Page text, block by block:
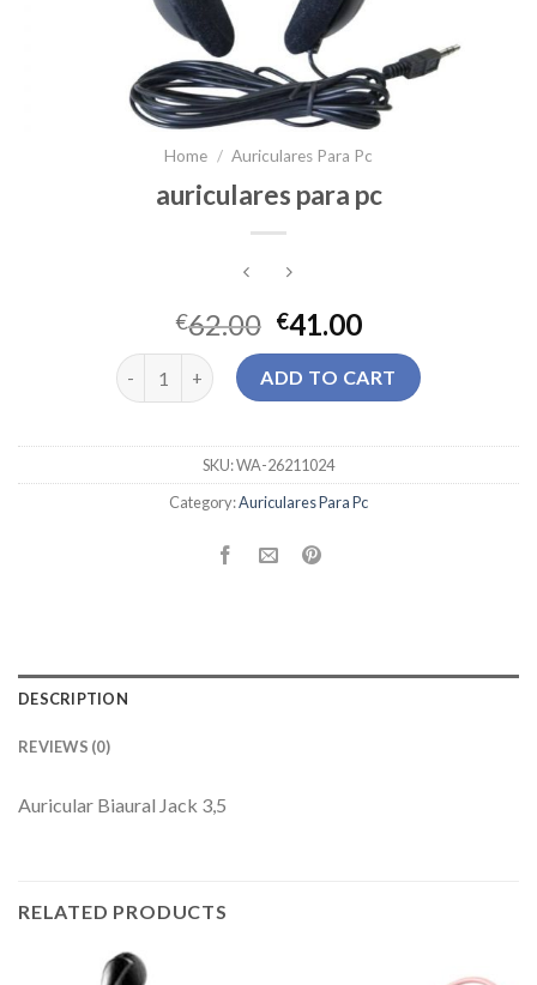
Home / Auriculares Para Pc
auriculares para pc
€62.00 €41.00
auriculares para pc quantity
ADD TO CART
SKU:WA-26211024
Category:Auriculares Para Pc
DESCRIPTION
REVIEWS (0)
Auricular Biaural Jack 3,5
RELATED PRODUCTS